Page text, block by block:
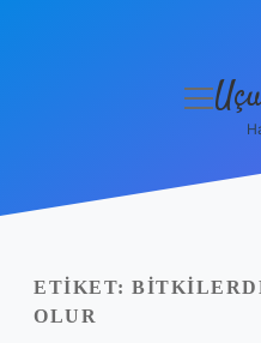
Yasal Uyarı
menüyü
ETIKET:
OLUR